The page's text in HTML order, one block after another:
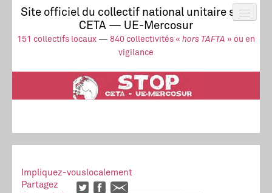
Site officiel du collectif national unitaire stop
CETA — UE-Mercosur
151 collectifs locaux — 840 collectivités « hors TAFTA » ou en
vigilance
Actus
UE-Mercosur
Stop à l’impunité !
TAFTA
CETA
Collectif
Impliquez-vouslocalement
Partagez